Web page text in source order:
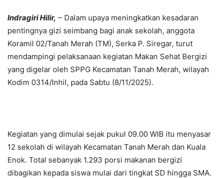
Indragiri Hilir, – Dalam upaya meningkatkan kesadaran
pentingnya gizi seimbang bagi anak sekolah, anggota
Koramil 02/Tanah Merah (TM), Serka P. Siregar, turut
mendampingi pelaksanaan kegiatan Makan Sehat Bergizi
yang digelar oleh SPPG Kecamatan Tanah Merah, wilayah
Kodim 0314/Inhil, pada Sabtu (8/11/2025).
Kegiatan yang dimulai sejak pukul 09.00 WIB itu menyasar
12 sekolah di wilayah Kecamatan Tanah Merah dan Kuala
Enok. Total sebanyak 1.293 porsi makanan bergizi
dibagikan kepada siswa mulai dari tingkat SD hingga SMA.